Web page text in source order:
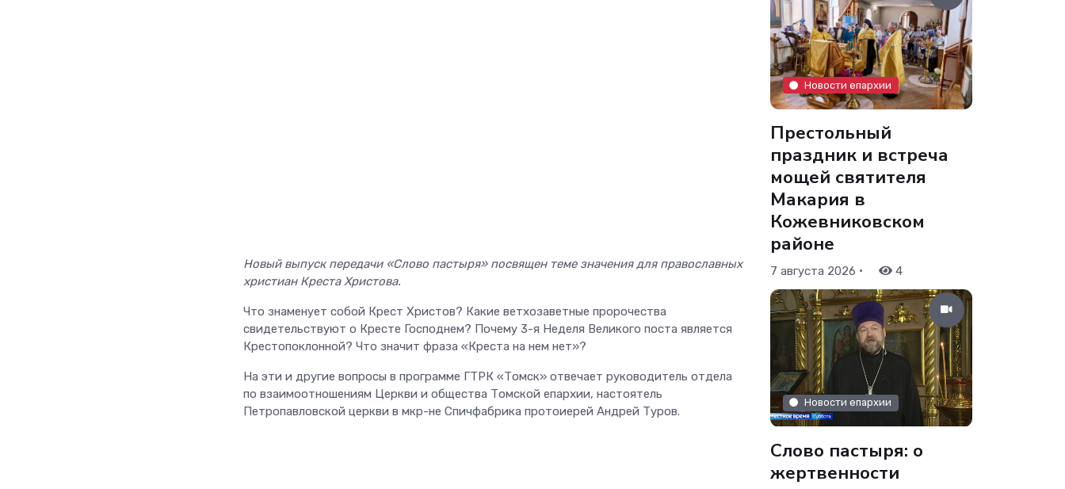
Новый выпуск передачи «Слово пастыря» посвящен теме значения для православных
христиан Креста Христова.
Что знаменует собой Крест Христов? Какие ветхозаветные пророчества
свидетельствуют о Кресте Господнем? Почему 3-я Неделя Великого поста является
Крестопоклонной? Что значит фраза «Креста на нем нет»?
На эти и другие вопросы в программе ГТРК «Томск» отвечает руководитель отдела
по взаимоотношениям Церкви и общества Томской епархии, настоятель
Петропавловской церкви в мкр-не Спичфабрика протоиерей Андрей Туров.
Новости епархии
Престольный
праздник и встреча
мощей святителя
Макария в
Кожевниковском
районе
7 августа 2026 • 4
Новости епархии
Слово пастыря: о
жертвенности